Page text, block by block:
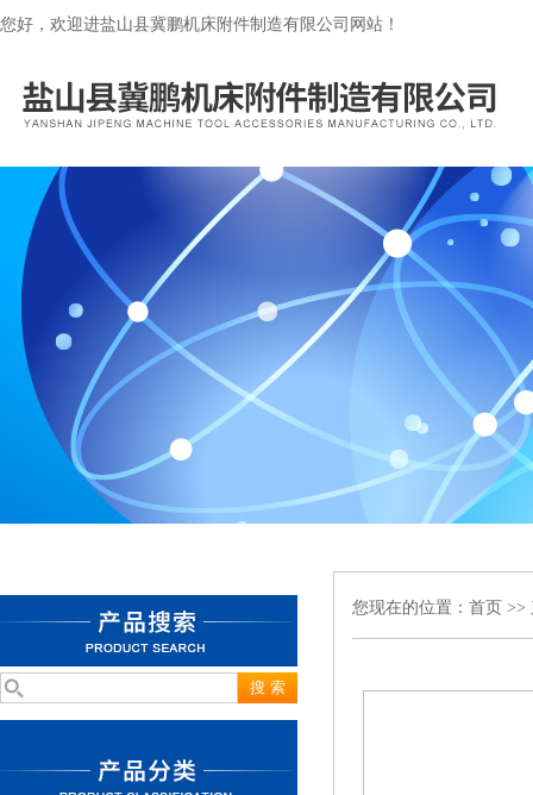
您好，欢迎进盐山县冀鹏机床附件制造有限公司网站！
您现在的位置： 首页 >>